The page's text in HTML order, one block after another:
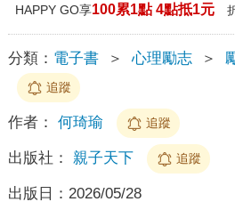
HAPPY GO享100累1點 4點抵1元
分類： 電子書 ＞ 心理勵志 ＞
追蹤
作者： 何琦瑜 追蹤
出版社： 親子天下 追蹤
出版日： 2026/05/28